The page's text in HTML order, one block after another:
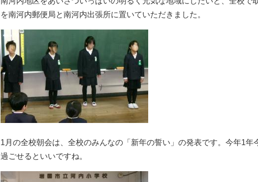
を南河内郵便局と南河内出張所に置いていただきました。
1月の全校朝会は、全校のみんなの「新年の誓い」の発表です。今年1年
過ごせるといいですね。